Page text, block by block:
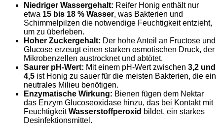
Niedriger Wassergehalt: Reifer Honig enthält nur
etwa 15 bis 18 % Wasser, was Bakterien und
Schimmelpilzen die notwendige Feuchtigkeit entzieht,
um zu überleben.
Hoher Zuckergehalt: Der hohe Anteil an Fructose und
Glucose erzeugt einen starken osmotischen Druck, der
Mikrobenzellen austrocknet und abtötet.
Saurer pH-Wert: Mit einem pH-Wert zwischen 3,2 und
4,5 ist Honig zu sauer für die meisten Bakterien, die ein
neutrales Milieu benötigen.
Enzymatische Wirkung: Bienen fügen dem Nektar
das Enzym Glucoseoxidase hinzu, das bei Kontakt mit
FeuchtigkeitWasserstoffperoxid bildet, ein starkes
Desinfektionsmittel.